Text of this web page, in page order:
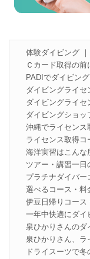
体験ダイビング
Ｃカード取得の前
PADIでダイビン
ダイビングライセ
ダイビングライセ
ダイビングショッ
沖縄でライセンス
ライセンス取得コ
海洋実習はこんな
ツアー・講習一日
プラチナダイバー
選べるコース・料
伊豆日帰りコース
一年中快適にダイ
泉ひかりさんのダ
泉ひかりさん、ラ
ドライスーツで冬